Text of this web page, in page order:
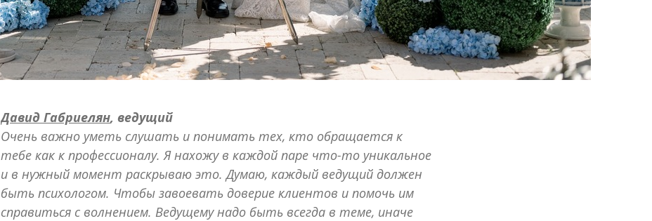
Давид Габриелян, ведущий
Очень важно уметь слушать и понимать тех, кто обращается к
тебе как к профессионалу. Я нахожу в каждой паре что-то уникальное
и в нужный момент раскрываю это. Думаю, каждый ведущий должен
быть психологом. Чтобы завоевать доверие клиентов и помочь им
справиться с волнением. Ведущему надо быть всегда в теме, иначе